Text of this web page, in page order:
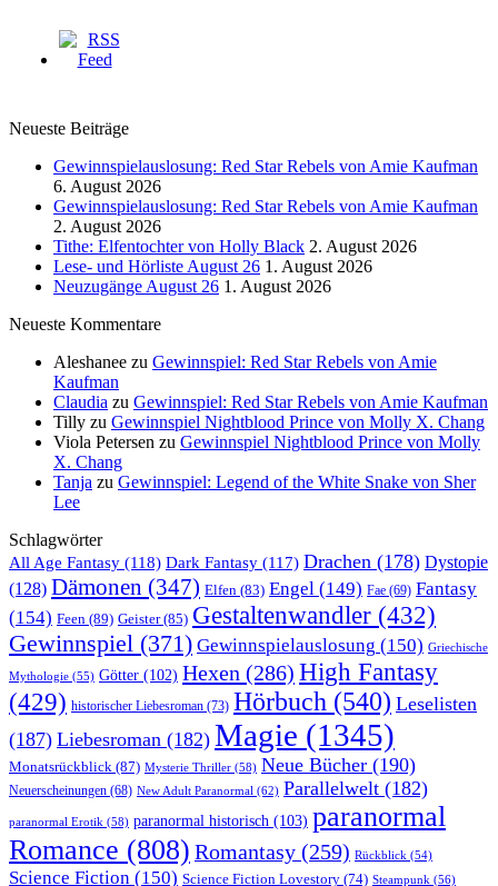
Neueste Beiträge
Gewinnspielauslosung: Red Star Rebels von Amie Kaufman
6. August 2026
Gewinnspielauslosung: Red Star Rebels von Amie Kaufman
2. August 2026
Tithe: Elfentochter von Holly Black 2. August 2026
Lese- und Hörliste August 26 1. August 2026
Neuzugänge August 26 1. August 2026
Neueste Kommentare
Aleshanee zu Gewinnspiel: Red Star Rebels von Amie
Kaufman
Claudia zu Gewinnspiel: Red Star Rebels von Amie Kaufman
Tilly zu Gewinnspiel Nightblood Prince von Molly X. Chang
Viola Petersen zu Gewinnspiel Nightblood Prince von Molly
X. Chang
Tanja zu Gewinnspiel: Legend of the White Snake von Sher
Lee
Schlagwörter
All Age Fantasy (118) Dark Fantasy (117) Drachen (178) Dystopie
(128) Dämonen (347) Elfen (83) Engel (149) Fae (69) Fantasy
(154) Feen (89) Geister(85) Gestaltenwandler (432)
Gewinnspiel (371) Gewinnspielauslosung (150) Griechische
Mythologie (55) Götter (102) Hexen (286) High Fantasy
(429) historischer Liebesroman (73) Hörbuch (540) Leselisten
(187) Liebesroman (182) Magie (1345)
Monatsrückblick (87) Mysterie Thriller (58) Neue Bücher (190)
Neuerscheinungen (68) New Adult Paranormal (62) Parallelwelt (182)
paranormal Erotik (58) paranormal historisch (103) paranormal
Romance (808) Romantasy (259) Rückblick (54)
Science Fiction (150) Science Fiction Lovestory (74) Steampunk (56)